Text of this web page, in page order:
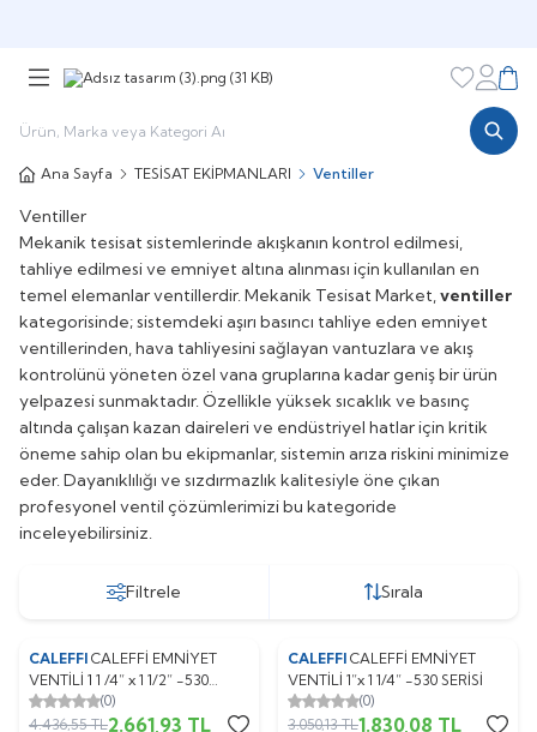
Favorilerim
Ana Sayfa TESİSAT EKİPMANLARI Ventiller
Ventiller
Mekanik tesisat sistemlerinde akışkanın kontrol edilmesi,
tahliye edilmesi ve emniyet altına alınması için kullanılan en
temel elemanlar ventillerdir. Mekanik Tesisat Market,ventiller
kategorisinde; sistemdeki aşırı basıncı tahliye eden emniyet
ventillerinden, hava tahliyesini sağlayan vantuzlara ve akış
kontrolünü yöneten özel vana gruplarına kadar geniş bir ürün
yelpazesi sunmaktadır. Özellikle yüksek sıcaklık ve basınç
altında çalışan kazan daireleri ve endüstriyel hatlar için kritik
öneme sahip olan bu ekipmanlar, sistemin arıza riskini minimize
eder. Dayanıklılığı ve sızdırmazlık kalitesiyle öne çıkan
profesyonel ventil çözümlerimizi bu kategoride
inceleyebilirsiniz.
Filtrele Sırala
%40
Yeni
CALEFFI CALEFFİ EMNİYET
VENTİLİ 1 1 /4” x 1 1/2” -530
SERİSİ
(0)
4.436,55TL2.661,93 TL
%40
Yeni
CALEFFI CALEFFİ EMNİYET
VENTİLİ 1”x 1 1/4” -530 SERİSİ
(0)
3.050,13TL1.830,08 TL